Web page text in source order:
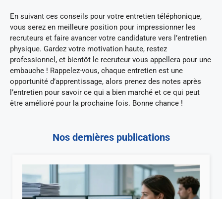
En suivant ces conseils pour votre entretien téléphonique,
vous serez en meilleure position pour impressionner les
recruteurs et faire avancer votre candidature vers l’entretien
physique. Gardez votre motivation haute, restez
professionnel, et bientôt le recruteur vous appellera pour une
embauche ! Rappelez-vous, chaque entretien est une
opportunité d’apprentissage, alors prenez des notes après
l’entretien pour savoir ce qui a bien marché et ce qui peut
être amélioré pour la prochaine fois. Bonne chance !
Nos dernières publications